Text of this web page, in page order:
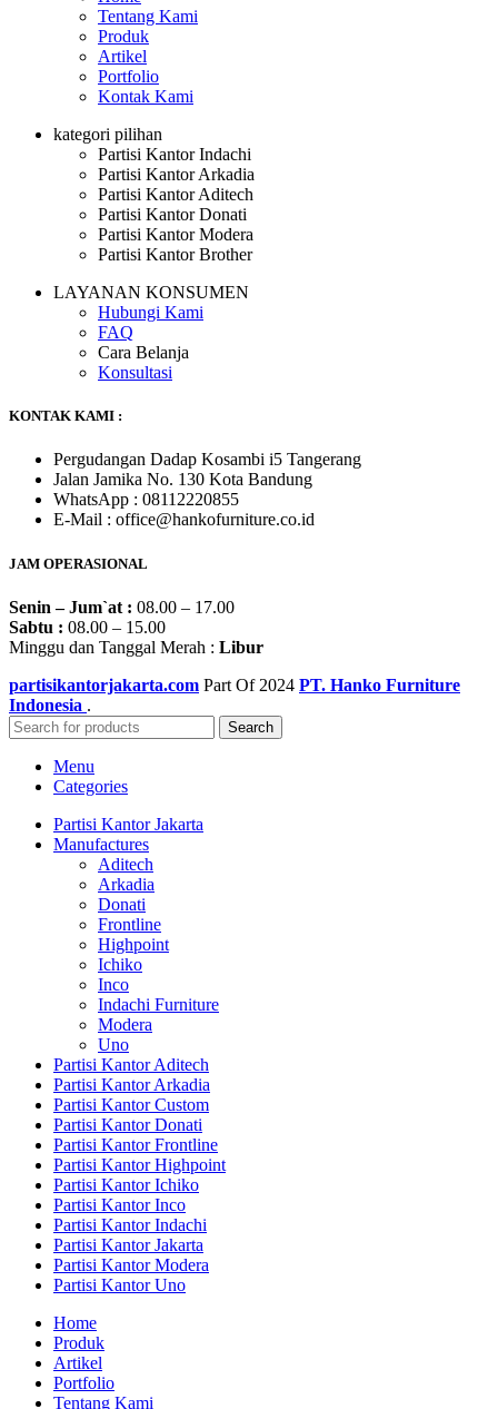
Tentang Kami
Produk
Artikel
Portfolio
Kontak Kami
kategori pilihan
Partisi Kantor Indachi
Partisi Kantor Arkadia
Partisi Kantor Aditech
Partisi Kantor Donati
Partisi Kantor Modera
Partisi Kantor Brother
LAYANAN KONSUMEN
Hubungi Kami
FAQ
Cara Belanja
Konsultasi
KONTAK KAMI :
Pergudangan Dadap Kosambi i5 Tangerang
Jalan Jamika No. 130 Kota Bandung
WhatsApp : 08112220855
E-Mail : office@hankofurniture.co.id
JAM OPERASIONAL
Senin – Jum`at : 08.00 – 17.00
Sabtu : 08.00 – 15.00
Minggu dan Tanggal Merah : Libur
partisikantorjakarta.com Part Of 2024 PT. Hanko Furniture
Indonesia .
Search
Menu
Categories
Partisi Kantor Jakarta
Manufactures
Aditech
Arkadia
Donati
Frontline
Highpoint
Ichiko
Inco
Indachi Furniture
Modera
Uno
Partisi Kantor Aditech
Partisi Kantor Arkadia
Partisi Kantor Custom
Partisi Kantor Donati
Partisi Kantor Frontline
Partisi Kantor Highpoint
Partisi Kantor Ichiko
Partisi Kantor Inco
Partisi Kantor Indachi
Partisi Kantor Jakarta
Partisi Kantor Modera
Partisi Kantor Uno
Home
Produk
Artikel
Portfolio
Tentang Kami